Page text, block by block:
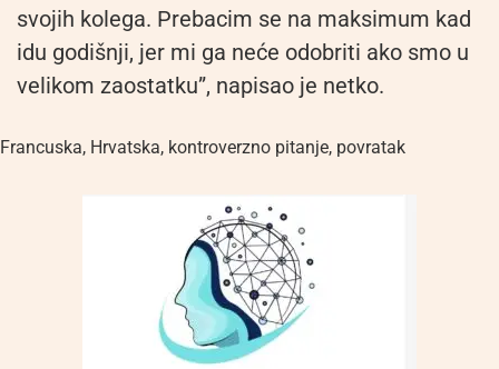
svojih kolega. Prebacim se na maksimum kad
idu godišnji, jer mi ga neće odobriti ako smo u
velikom zaostatku”, napisao je netko.
Francuska, Hrvatska, kontroverzno pitanje, povratak